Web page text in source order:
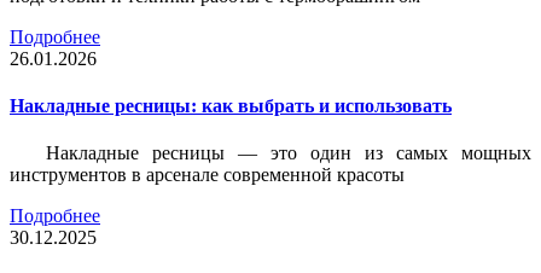
Подробнее
26.01.2026
Накладные ресницы: как выбрать и использовать
Накладные ресницы — это один из самых мощных
инструментов в арсенале современной красоты
Подробнее
30.12.2025